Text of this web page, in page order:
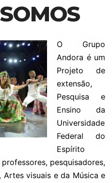
O Grupo
Andora é um
Projeto de
extensão,
Pesquisa e
Ensino da
Universidade
Federal do
Espírito
pesquisadores,
visuais e da Música e